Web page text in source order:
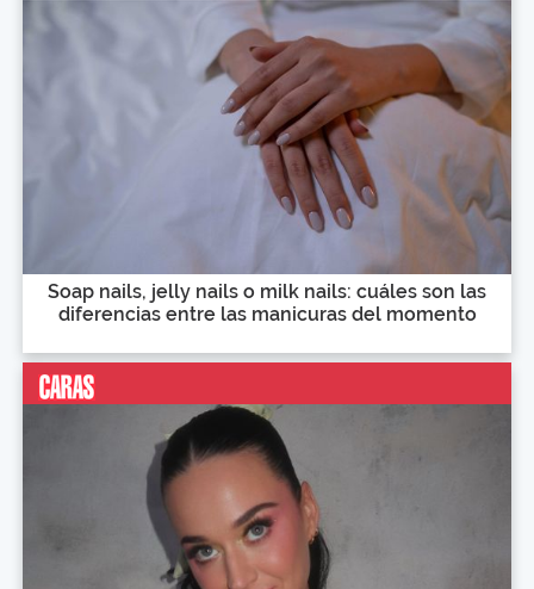
Soap nails, jelly nails o milk nails: cuáles son las
diferencias entre las manicuras del momento